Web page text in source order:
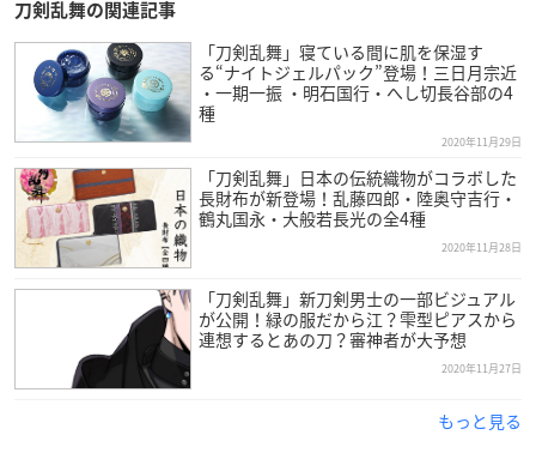
2020年10月21日(水)12:00～10月26日(月)23:59
ミュージカル『刀剣乱舞』 ～MUSIC CLIPS 2015-2020～ Blu-ra
y・DVD購入者限定先行
2020年10月27日(火)12:00～11月1日(日)23:59
ローソンチケット LEncore抽選先行＆プレリクエスト抽選先行
2020年11月15日(日)12:00～11月18日(水)23:59
2020年11月26日(木)12:00～11月29日(日)23:59
一般発売
2020年12月13日(日)AM10:00～（ローソンチケット）
刀剣乱舞の関連記事
「刀剣乱舞」寝ている間に肌を保湿す
る“ナイトジェルパック”登場！三日月宗近
・一期一振 ・明石国行・へし切長谷部の4
種
2020年11月29日
「刀剣乱舞」日本の伝統織物がコラボした
長財布が新登場！乱藤四郎・陸奥守吉行・
鶴丸国永・大般若長光の全4種
2020年11月28日
「刀剣乱舞」新刀剣男士の一部ビジュアル
が公開！緑の服だから江？雫型ピアスから
連想するとあの刀？審神者が大予想
2020年11月27日
もっと見る